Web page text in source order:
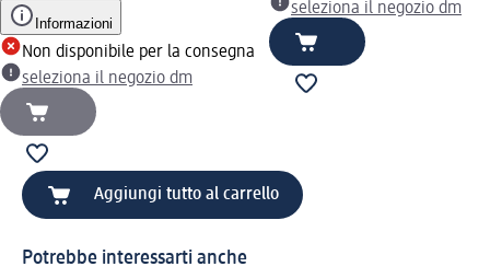
Informazioni
Non disponibile per la consegna
seleziona il negozio dm
seleziona il negozio dm
Aggiungi tutto al carrello
Potrebbe interessarti anche